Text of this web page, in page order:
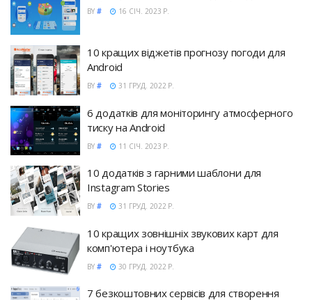
BY # 16 СІЧ. 2023 Р.
10 кращих віджетів прогнозу погоди для
Android
BY # 31 ГРУД. 2022 Р.
6 додатків для моніторингу атмосферного
тиску на Android
BY # 11 СІЧ. 2023 Р.
10 додатків з гарними шаблони для
Instagram Stories
BY # 31 ГРУД. 2022 Р.
10 кращих зовнішніх звукових карт для
комп'ютера і ноутбука
BY # 30 ГРУД. 2022 Р.
7 безкоштовних сервісів для створення